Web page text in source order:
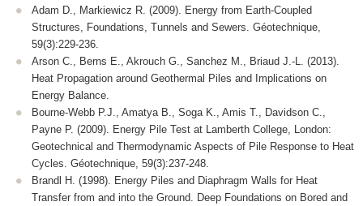
Adam D., Markiewicz R. (2009). Energy from Earth-Coupled
Structures, Foundations, Tunnels and Sewers. Géotechnique,
59(3):229-236.
Arson C., Berns E., Akrouch G., Sanchez M., Briaud J.-L. (2013).
Heat Propagation around Geothermal Piles and Implications on
Energy Balance.
Bourne-Webb P.J., Amatya B., Soga K., Amis T., Davidson C.,
Payne P. (2009). Energy Pile Test at Lamberth College, London:
Geotechnical and Thermodynamic Aspects of Pile Response to Heat
Cycles. Géotechnique, 59(3):237-248.
Brandl H. (1998). Energy Piles and Diaphragm Walls for Heat
Transfer from and into the Ground. Deep Foundations on Bored and